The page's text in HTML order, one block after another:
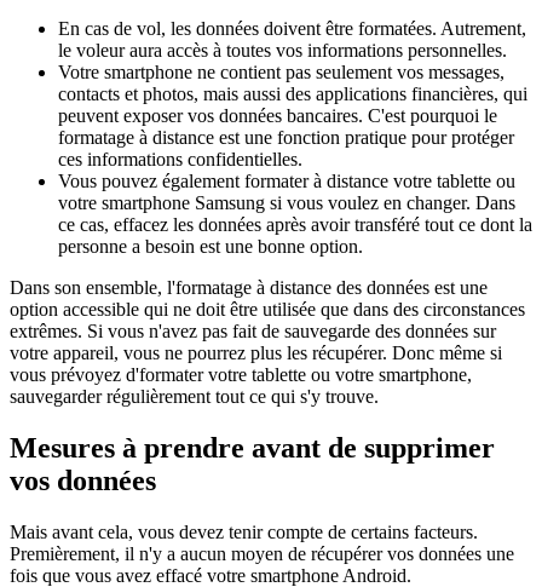
En cas de vol, les données doivent être formatées. Autrement,
le voleur aura accès à toutes vos informations personnelles.
Votre smartphone ne contient pas seulement vos messages,
contacts et photos, mais aussi des applications financières, qui
peuvent exposer vos données bancaires. C'est pourquoi le
formatage à distance est une fonction pratique pour protéger
ces informations confidentielles.
Vous pouvez également formater à distance votre tablette ou
votre smartphone Samsung si vous voulez en changer. Dans
ce cas, effacez les données après avoir transféré tout ce dont la
personne a besoin est une bonne option.
Dans son ensemble, l'formatage à distance des données est une
option accessible qui ne doit être utilisée que dans des circonstances
extrêmes. Si vous n'avez pas fait de sauvegarde des données sur
votre appareil, vous ne pourrez plus les récupérer. Donc même si
vous prévoyez d'formater votre tablette ou votre smartphone,
sauvegarder régulièrement tout ce qui s'y trouve.
Mesures à prendre avant de supprimer
vos données
Mais avant cela, vous devez tenir compte de certains facteurs.
Premièrement, il n'y a aucun moyen de récupérer vos données une
fois que vous avez effacé votre smartphone Android.